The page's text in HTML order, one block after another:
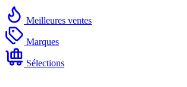
Meilleures ventes
Marques
Sélections